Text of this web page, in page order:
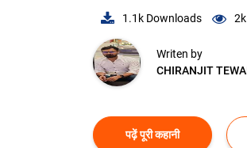
1.1k Downloads 2k
Writen by
CHIRANJIT
पढ़ें पूरी कहानी